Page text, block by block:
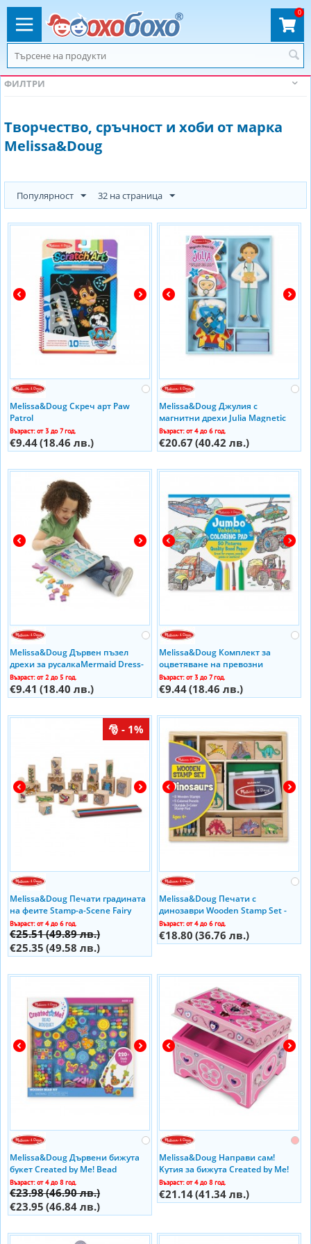
0
ФИЛТРИ
Творчество, сръчност и хоби от марка
Melissa&Doug
Популярност 32 на страница
Melissa&Doug Скреч арт Paw
Patrol
Възраст: от 3 до 7 год.
€9.44(18.46 лв.)
Melissa&Doug Джулия с
магнитни дрехи Julia Magnetic
Dress-Upтвор 15164
Възраст: от 4 до 6 год.
€20.67 (40.42 лв.)
Melissa&Doug Дървен пъзел
дрехи за русалкаMermaid Dress-
Up Wooden Chunky Puzzle 19023
Възраст: от 2 до 5 год.
€9.41 (18.40 лв.)
Melissa&Doug Комплект за
оцветяване на превозни
средства 14205
Възраст: от 3 до 7 год.
€9.44(18.46 лв.)
- 1%
Melissa&Doug Печати градината
на феите Stamp-a-Scene Fairy
Garden 12424
Възраст: от 4 до 6 год.
€25.51(49.89 лв.)
€25.35 (49.58 лв.)
Melissa&Doug Печати с
динозаври Wooden Stamp Set -
Dinosaurs 11633
Възраст: от 4 до 6 год.
€18.80 (36.76 лв.)
Melissa&Doug Дървени бижута
букет Created by Me! Bead
Bouquet Wooden Bead Kit 14169
Възраст: от 4 до 8 год.
€23.98(46.90 лв.)
€23.95 (46.84 лв.)
Melissa&Doug Направи сам!
Kутия за бижута Created by Me!
Jewelry Box Wooden Craft Kit
18861
Възраст: от 4 до 8 год.
€21.14(41.34 лв.)